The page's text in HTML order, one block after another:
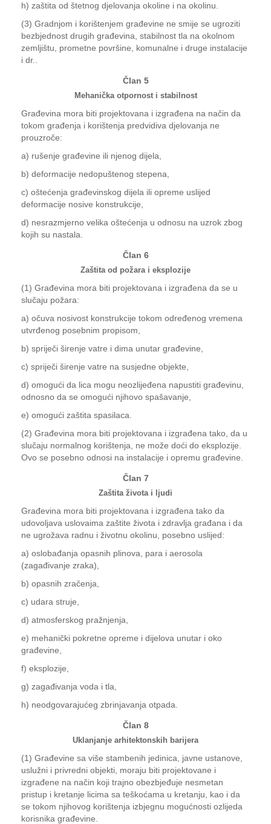
h) zaštita od štetnog djelovanja okoline i na okolinu.
(3) Gradnjom i korištenjem građevine ne smije se ugroziti
bezbjednost drugih građevina, stabilnost tla na okolnom
zemljištu, prometne površine, komunalne i druge instalacije
i dr..
Član 5
Mehanička otpornost i stabilnost
Građevina mora biti projektovana i izgrađena na način da
tokom građenja i korištenja predvidiva djelovanja ne
prouzroče:
a) rušenje građevine ili njenog dijela,
b) deformacije nedopuštenog stepena,
c) oštećenja građevinskog dijela ili opreme uslijed
deformacije nosive konstrukcije,
d) nesrazmjerno velika oštećenja u odnosu na uzrok zbog
kojih su nastala.
Član 6
Zaštita od požara i eksplozije
(1) Građevina mora biti projektovana i izgrađena da se u
slučaju požara:
a) očuva nosivost konstrukcije tokom određenog vremena
utvrđenog posebnim propisom,
b) spriječi širenje vatre i dima unutar građevine,
c) spriječi širenje vatre na susjedne objekte,
d) omogući da lica mogu neozlijeđena napustiti građevinu,
odnosno da se omogući njihovo spašavanje,
e) omogući zaštita spasilaca.
(2) Građevina mora biti projektovana i izgrađena tako, da u
slučaju normalnog korištenja, ne može doći do eksplozije.
Ovo se posebno odnosi na instalacije i opremu građevine.
Član 7
Zaštita života i ljudi
Građevina mora biti projektovana i izgrađena tako da
udovoljava uslovaima zaštite života i zdravlja građana i da
ne ugrožava radnu i životnu okolinu, posebno uslijed:
a) oslobađanja opasnih plinova, para i aerosola
(zagađivanje zraka),
b) opasnih zračenja,
c) udara struje,
d) atmosferskog pražnjenja,
e) mehanički pokretne opreme i dijelova unutar i oko
građevine,
f) eksplozije,
g) zagađivanja voda i tla,
h) neodgovarajućeg zbrinjavanja otpada.
Član 8
Uklanjanje arhitektonskih barijera
(1) Građevine sa više stambenih jedinica, javne ustanove,
uslužni i privredni objekti, moraju biti projektovane i
izgrađene na način koji trajno obezbjeđuje nesmetan
pristup i kretanje licima sa teškoćama u kretanju, kao i da
se tokom njihovog korištenja izbjegnu mogućnosti ozlijeda
korisnika građevine.